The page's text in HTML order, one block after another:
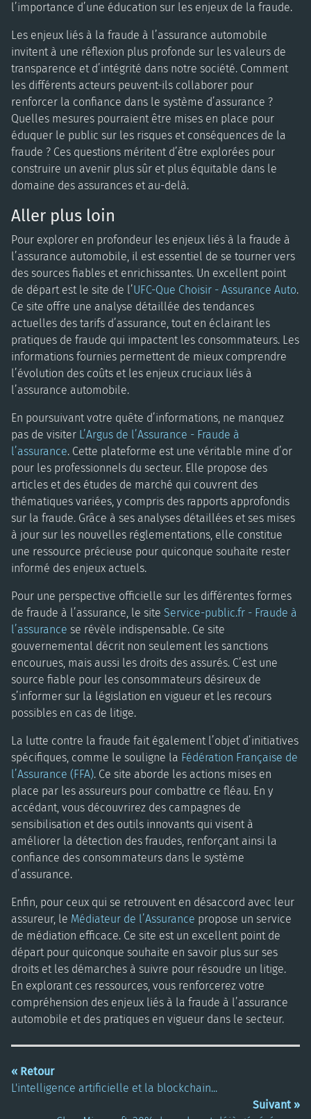
l’importance d’une éducation sur les enjeux de la fraude.
Les enjeux liés à la fraude à l’assurance automobile
invitent à une réflexion plus profonde sur les valeurs de
transparence et d’intégrité dans notre société. Comment
les différents acteurs peuvent-ils collaborer pour
renforcer la confiance dans le système d’assurance ?
Quelles mesures pourraient être mises en place pour
éduquer le public sur les risques et conséquences de la
fraude ? Ces questions méritent d’être explorées pour
construire un avenir plus sûr et plus équitable dans le
domaine des assurances et au-delà.
Aller plus loin
Pour explorer en profondeur les enjeux liés à la fraude à
l’assurance automobile, il est essentiel de se tourner vers
des sources fiables et enrichissantes. Un excellent point
de départ est le site de l’UFC-Que Choisir - Assurance Auto.
Ce site offre une analyse détaillée des tendances
actuelles des tarifs d’assurance, tout en éclairant les
pratiques de fraude qui impactent les consommateurs. Les
informations fournies permettent de mieux comprendre
l’évolution des coûts et les enjeux cruciaux liés à
l’assurance automobile.
En poursuivant votre quête d’informations, ne manquez
pas de visiter L’Argus de l’Assurance - Fraude à
l’assurance. Cette plateforme est une véritable mine d’or
pour les professionnels du secteur. Elle propose des
articles et des études de marché qui couvrent des
thématiques variées, y compris des rapports approfondis
sur la fraude. Grâce à ses analyses détaillées et ses mises
à jour sur les nouvelles réglementations, elle constitue
une ressource précieuse pour quiconque souhaite rester
informé des enjeux actuels.
Pour une perspective officielle sur les différentes formes
de fraude à l’assurance, le site Service-public.fr - Fraude à
l’assurance se révèle indispensable. Ce site
gouvernemental décrit non seulement les sanctions
encourues, mais aussi les droits des assurés. C’est une
source fiable pour les consommateurs désireux de
s’informer sur la législation en vigueur et les recours
possibles en cas de litige.
La lutte contre la fraude fait également l’objet d’initiatives
spécifiques, comme le souligne la Fédération Française de
l’Assurance (FFA). Ce site aborde les actions mises en
place par les assureurs pour combattre ce fléau. En y
accédant, vous découvrirez des campagnes de
sensibilisation et des outils innovants qui visent à
améliorer la détection des fraudes, renforçant ainsi la
confiance des consommateurs dans le système
d’assurance.
Enfin, pour ceux qui se retrouvent en désaccord avec leur
assureur, le Médiateur de l’Assurance propose un service
de médiation efficace. Ce site est un excellent point de
départ pour quiconque souhaite en savoir plus sur ses
droits et les démarches à suivre pour résoudre un litige.
En explorant ces ressources, vous renforcerez votre
compréhension des enjeux liés à la fraude à l’assurance
automobile et des pratiques en vigueur dans le secteur.
« Retour
L'intelligence artificielle et la blockchain...
Suivant »